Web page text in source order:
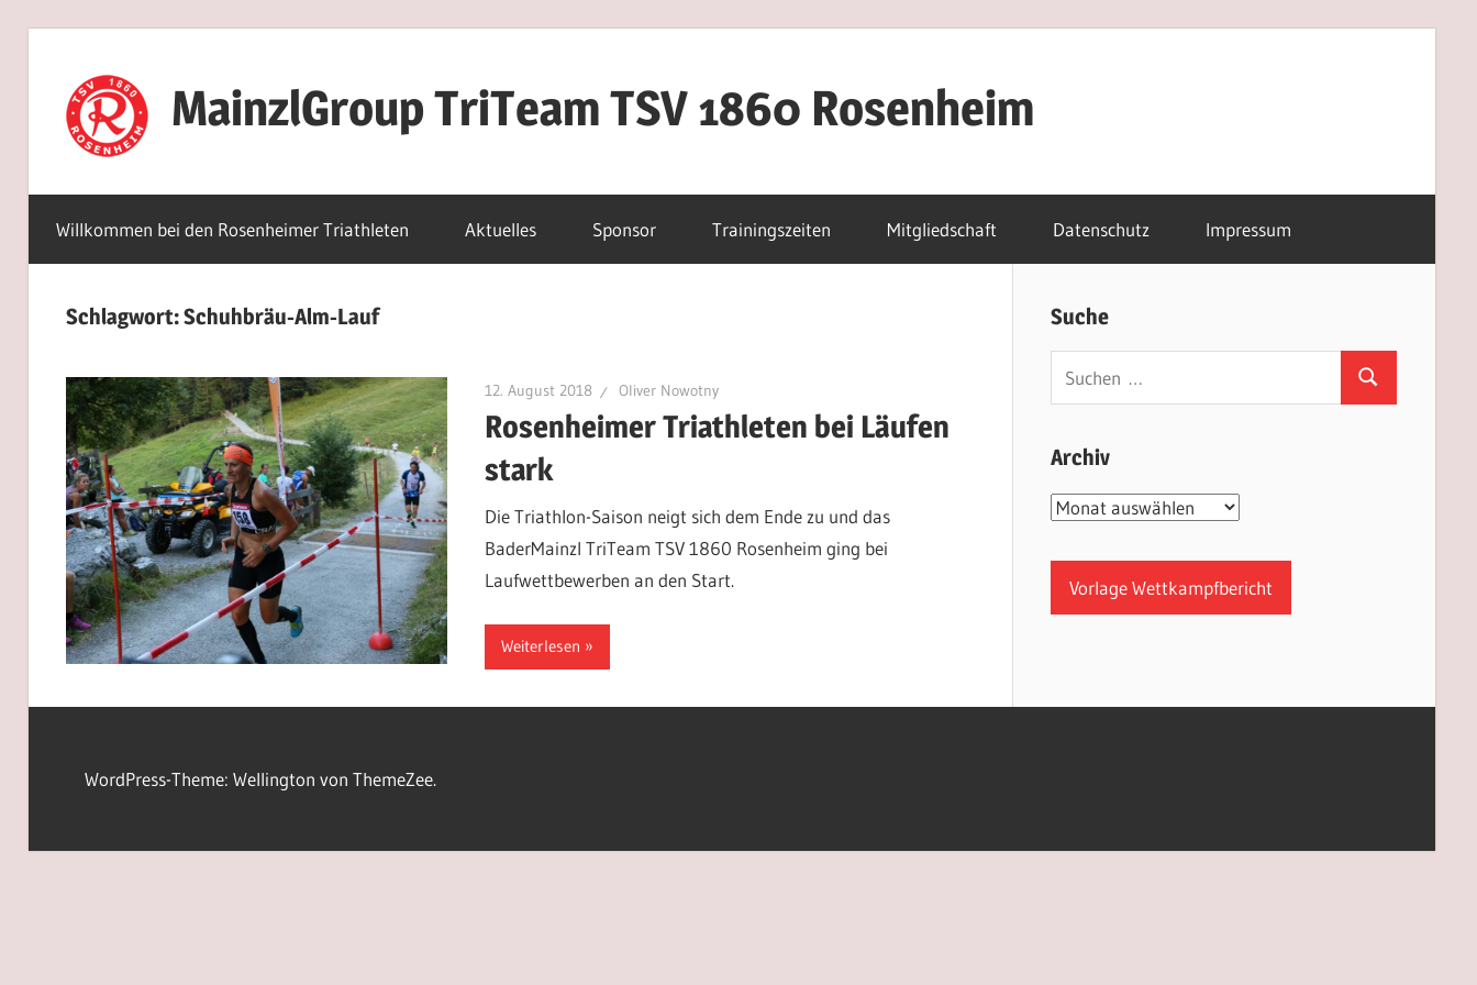
springen
MainzlGroup TriTeam TSV 1860 Rosenheim
Willkommen bei den Rosenheimer Triathleten Aktuelles Sponsor Trainingszeiten Mitgliedschaft Datenschutz Impressum
Schlagwort:Schuhbräu-Alm-Lauf
12. August 2018 Oliver Nowotny
Rosenheimer Triathleten bei Läufen
stark
Die Triathlon-Saison neigt sich dem Ende zu und das
BaderMainzl TriTeam TSV 1860 Rosenheim ging bei
Laufwettbewerben an den Start.
Weiterlesen
Suche
Suchen
Archiv
Archiv
Vorlage Wettkampfbericht
WordPress-Theme: Wellington von ThemeZee.